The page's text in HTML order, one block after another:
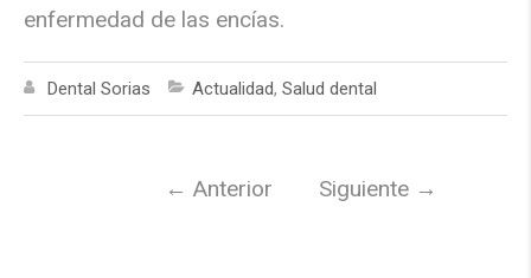
enfermedad de las encías.
Dental Sorias Actualidad, Salud dental
← Anterior Siguiente →